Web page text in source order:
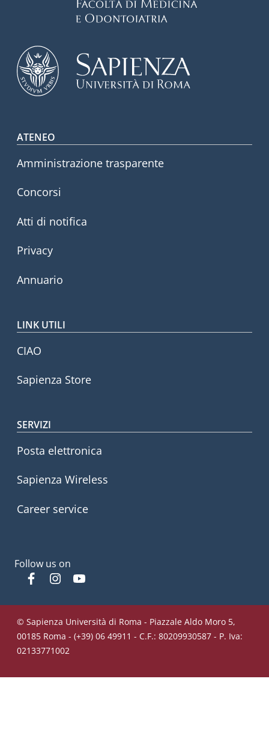
Footer menu
ATENEO
Amministrazione trasparente
Concorsi
Atti di notifica
Privacy
Annuario
LINK UTILI
CIAO
Sapienza Store
SERVIZI
Posta elettronica
Sapienza Wireless
Career service
Follow us on
FacebookInstagram
© Sapienza Università di Roma - Piazzale Aldo Moro 5,
00185 Roma - (+39) 06 49911 - C.F.: 80209930587 - P. Iva:
02133771002